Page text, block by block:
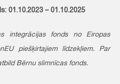
01.10.2023 – 01.10.2025
integrācijas fonds no Eiropas
piešķirtajiem līdzekļiem. Par
Bērnu slimnīcas fonds.